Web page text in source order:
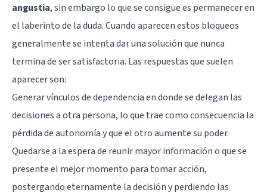
angustia, sin embargo lo que se consigue es permanecer en
el laberinto de la duda. Cuando aparecen estos bloqueos
generalmente se intenta dar una solución que nunca
termina de ser satisfactoria. Las respuestas que suelen
aparecer son:
Generar vínculos de dependencia en donde se delegan las
decisiones a otra persona, lo que trae como consecuencia la
pérdida de autonomía y que el otro aumente su poder.
Quedarse a la espera de reunir mayor información o que se
presente el mejor momento para tomar acción,
postergando eternamente la decisión y perdiendo las